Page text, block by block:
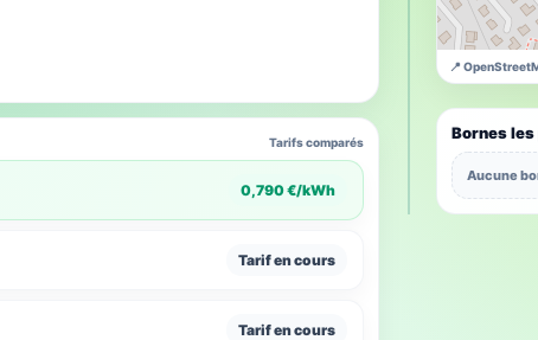
📍
Bornes
Aucune
Tarifs comparés
0,790 €/kWh
Tarif en cours
Tarif en cours